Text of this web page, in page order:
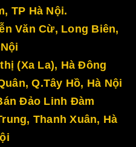
TP Hà Nội.
Văn Cừ, Long Biên,
(Xa La), Hà Đông
Q.Tây Hồ, Hà Nội
Đảo Linh Đàm
Thanh Xuân, Hà